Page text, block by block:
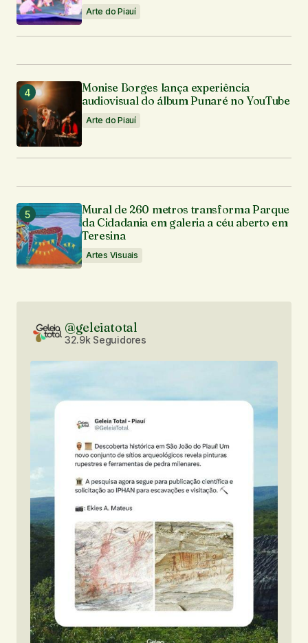
Arte do Piauí
Monise Borges lança experiência
audiovisual do álbum Punaré no YouTube
Arte do Piauí
Mural de 260 metros transforma Parque
da Cidadania em galeria a céu aberto em
Teresina
Artes Visuais
@geleiatotal
32.9k Seguidores